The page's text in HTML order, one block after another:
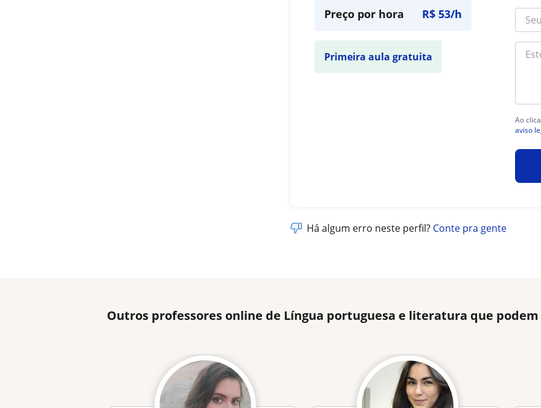
Preço por hora R$ 53/h
Primeira aula gratuita
Ao
aviso
Há algum erro neste perfil? Conte pra gente
Outros professores online de Língua portuguesa e literatura que